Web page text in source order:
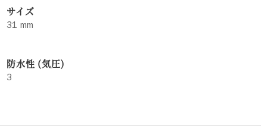
サイズ
31 mm
防水性 (気圧)
3